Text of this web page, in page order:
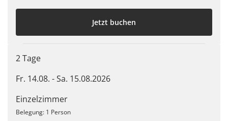
Jetzt buchen
2 Tage
Fr. 14.08. - Sa. 15.08.2026
Einzelzimmer
Belegung: 1 Person